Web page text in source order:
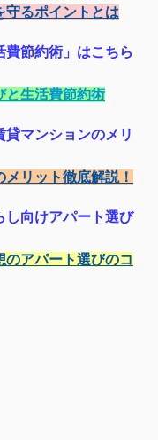
守るポイントとは
節約術」はこちら
と生活費節約術
マンションのメリ
リット徹底解説！
向けアパート選び
アパート選びのコ